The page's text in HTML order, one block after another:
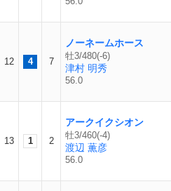
12 4 7
ノーネームホース
牡3/480(-6)
津村 明秀
56.0
13 1 2
アークイクシオン
牡3/460(-4)
渡辺 薫彦
56.0